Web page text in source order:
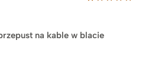
na
podstawie
na kable w blacie